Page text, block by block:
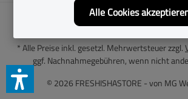
© 2026 FRESHISHASTORE - von MG
* Alle Preise inkl. gesetzl. Mehrwertsteuer zzgl.
ggf. Nachnahmegebühren, wenn nicht
Alle Cookies